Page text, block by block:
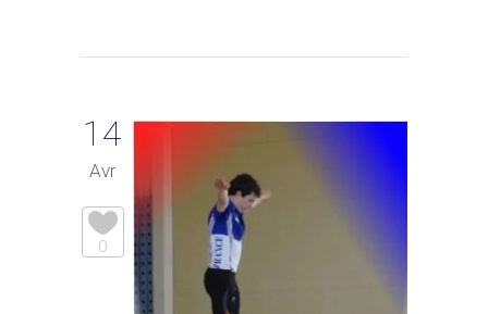
14
Avr
0